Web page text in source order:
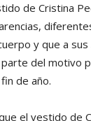
de Cristina
y que a
del motivo
de año.
el vestido de